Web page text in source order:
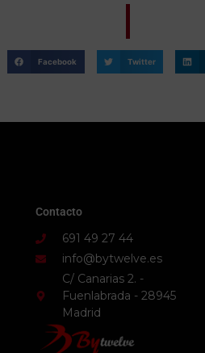
Facebook Twitter
Contacto
691 49 27 44
info@bytwelve.es
C/ Canarias 2. -
Fuenlabrada - 28945
Madrid